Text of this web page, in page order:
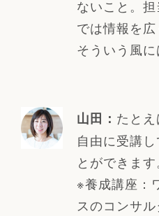
ないこと。
では情報を広
そういう風に
山田： たと
自由に受講
とができます
※養成講座：
スのコンサ